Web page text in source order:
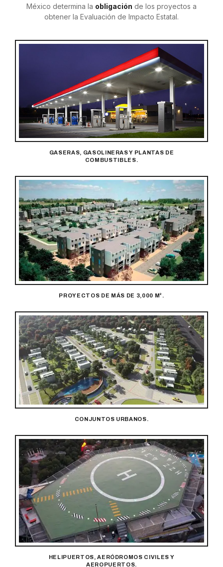
México determina la obligación de los proyectos a
obtener la Evaluación de Impacto Estatal.
GASERAS, GASOLINERAS Y PLANTAS DE
COMBUSTIBLES.
PROYECTOS DE MÁS DE 3,000 M².
CONJUNTOS URBANOS.
HELIPUERTOS, AERÓDROMOS CIVILES Y
AEROPUERTOS.